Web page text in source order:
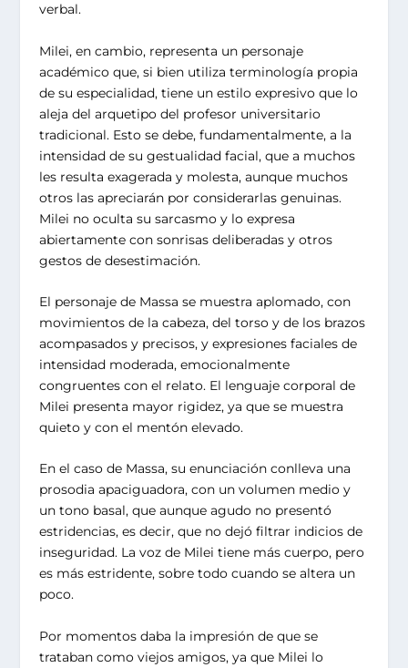
verbal.
Milei, en cambio, representa un personaje
académico que, si bien utiliza terminología propia
de su especialidad, tiene un estilo expresivo que lo
aleja del arquetipo del profesor universitario
tradicional. Esto se debe, fundamentalmente, a la
intensidad de su gestualidad facial, que a muchos
les resulta exagerada y molesta, aunque muchos
otros las apreciarán por considerarlas genuinas.
Milei no oculta su sarcasmo y lo expresa
abiertamente con sonrisas deliberadas y otros
gestos de desestimación.
El personaje de Massa se muestra aplomado, con
movimientos de la cabeza, del torso y de los brazos
acompasados y precisos, y expresiones faciales de
intensidad moderada, emocionalmente
congruentes con el relato. El lenguaje corporal de
Milei presenta mayor rigidez, ya que se muestra
quieto y con el mentón elevado.
En el caso de Massa, su enunciación conlleva una
prosodia apaciguadora, con un volumen medio y
un tono basal, que aunque agudo no presentó
estridencias, es decir, que no dejó filtrar indicios de
inseguridad. La voz de Milei tiene más cuerpo, pero
es más estridente, sobre todo cuando se altera un
poco.
Por momentos daba la impresión de que se
trataban como viejos amigos, ya que Milei lo